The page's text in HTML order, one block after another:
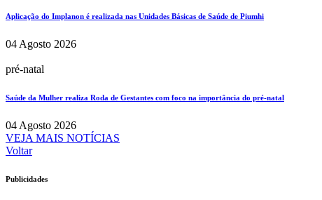
Aplicação do Implanon é realizada nas Unidades Básicas de Saúde de Piumhi
04 Agosto 2026
pré-natal
Saúde da Mulher realiza Roda de Gestantes com foco na importância do pré-natal
04 Agosto 2026
VEJA MAIS NOTÍCIAS
Voltar
Publicidades